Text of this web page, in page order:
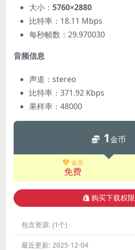
大小： 5760×2880
比特率：18.11 Mbps
每秒帧数：29.970030
音频信息
声道：stereo
比特率：371.92 Kbps
果样率：48000
1金币
会员
免费
购买下载权限
包含资源: (1个)
最近更新: 2025-12-04